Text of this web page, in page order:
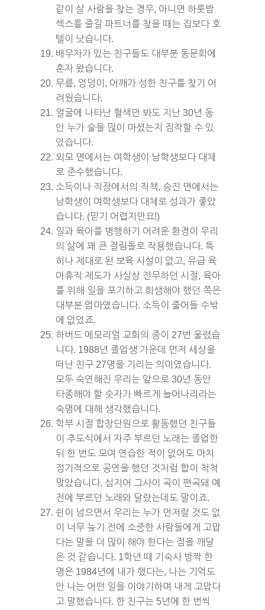
같이 살 사람을 찾는 경우, 아니면 하룻밤
섹스를 즐길 파트너를 찾을 때는 집보다 호
텔이 낫습니다.
배우자가 있는 친구들도 대부분 동문회에
혼자 왔습니다.
무릎, 엉덩이, 어깨가 성한 친구를 찾기 어
려웠습니다.
얼굴에 나타난 혈색만 봐도 지난 30년 동
안 누가 술을 많이 마셨는지 짐작할 수 있
었습니다.
외모 면에서는 여학생이 남학생보다 대체
로 준수했습니다.
소득이나 직장에서의 직책, 승진 면에서는
남학생이 여학생보다 대체로 성과가 좋았
습니다. (믿기 어렵지만요!)
일과 육아를 병행하기 어려운 환경이 우리
의 삶에 꽤 큰 걸림돌로 작용했습니다. 특
히나 제대로 된 보육 시설이 없고, 유급 육
아휴직 제도가 사실상 전무하던 시절, 육아
를 위해 일을 포기하고 희생해야 했던 쪽은
대부분 엄마였습니다. 소득이 줄어들 수밖
에 없었죠.
하버드 메모리얼 교회의 종이 27번 울렸습
니다. 1988년 졸업생 가운데 먼저 세상을
떠난 친구 27명을 기리는 의미였습니다.
모두 숙연해진 우리는 앞으로 30년 동안
타종해야 할 숫자가 빠르게 늘어나리라는
숙명에 대해 생각했습니다.
학부 시절 합창단원으로 활동했던 친구들
이 추도식에서 자주 부르던 노래는 졸업한
뒤 한 번도 모여 연습한 적이 없어도 마치
정기적으로 공연을 했던 것처럼 합이 척척
맞았습니다. 심지어 그사이 곡이 편곡돼 예
전에 부르던 노래와 달랐는데도 말이죠.
쉰이 넘으면서 우리는 누가 먼저랄 것도 없
이 너무 늦기 전에 소중한 사람들에게 고맙
다는 말을 더 많이 해야 한다는 점을 깨달
은 것 같습니다. 1학년 때 기숙사 방짝 한
명은 1984년에 내가 했다는, 나는 기억도
안 나는 어떤 일을 이야기하며 내게 고맙다
고 말했습니다. 한 친구는 5년에 한 번씩